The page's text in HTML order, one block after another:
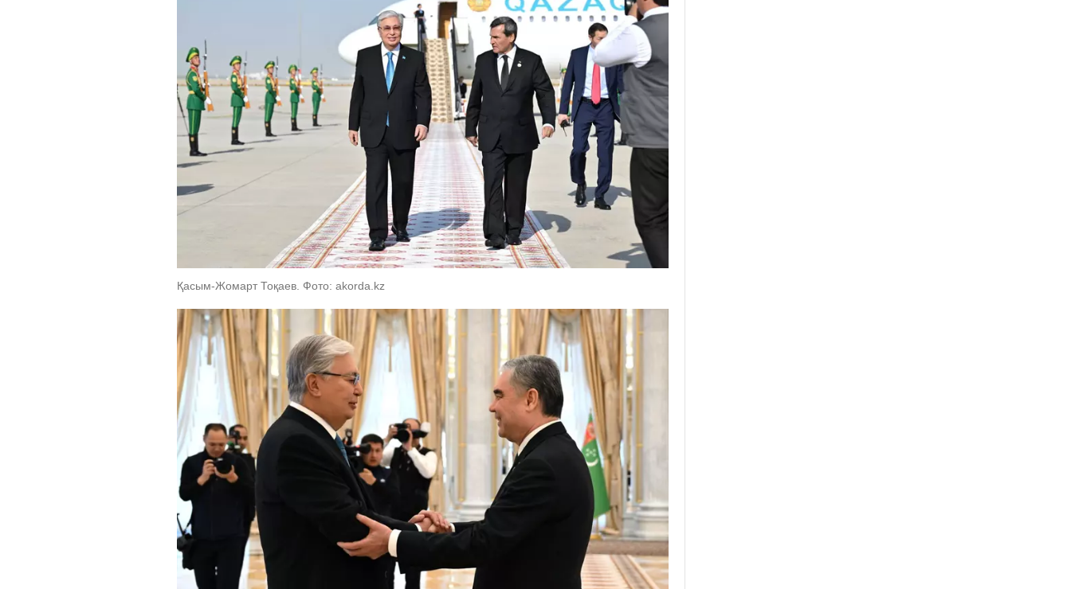
Қасым-Жомарт Тоқаев. Фото: akorda.kz